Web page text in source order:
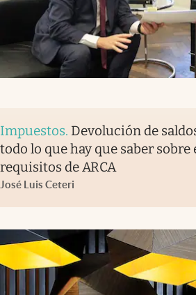
Impuestos. Devolución de
todo lo que hay que saber sobre
requisitos de ARCA
José Luis Ceteri